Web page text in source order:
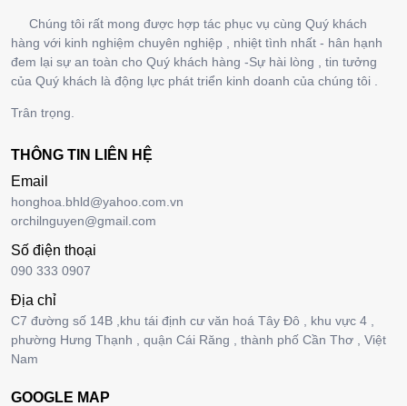
Chúng tôi rất mong được hợp tác phục vụ cùng Quý khách
hàng với kinh nghiệm chuyên nghiệp , nhiệt tình nhất - hân hạnh
đem lại sự an toàn cho Quý khách hàng -Sự hài lòng , tin tưởng
của Quý khách là động lực phát triển kinh doanh của chúng tôi .
Trân trọng.
THÔNG TIN LIÊN HỆ
Email
honghoa.bhld@yahoo.com.vn
orchilnguyen@gmail.com
Số điện thoại
090 333 0907
Địa chỉ
C7 đường số 14B ,khu tái định cư văn hoá Tây Đô , khu vực 4 ,
phường Hưng Thạnh , quận Cái Răng , thành phố Cần Thơ , Việt
Nam
GOOGLE MAP